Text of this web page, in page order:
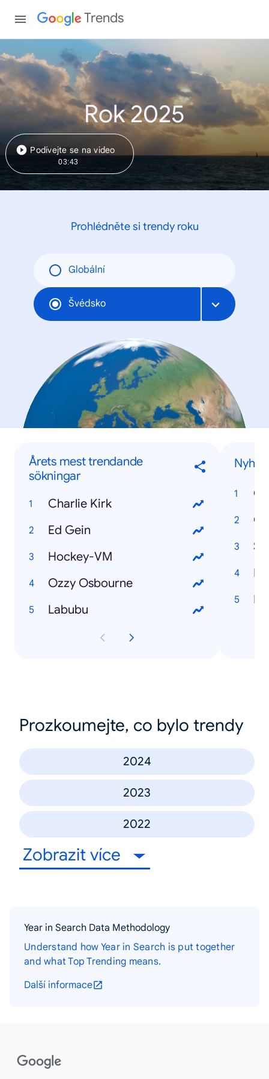
Trends
Rok 2025
Podívejte se na video
03:43
Prohlédněte si trendy roku
Globální
Švédsko
Årets mest trendande
sökningar
Charlie Kirk
Ed Gein
Hockey-VM
Ozzy Osbourne
Labubu
Prozkoumejte, co bylo trendy
2024
2023
2022
Zobrazit více
Year in Search Data Methodology
Understand how Year in Search is put together
and what Top Trending means.
Další informace